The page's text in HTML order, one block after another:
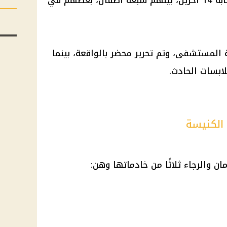
وتم تحرير محضر بالواقعة، بينما
الحادث.
والرجاء ثلاثًا من خادماتها وهن: